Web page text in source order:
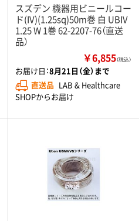
スズデン 機器用ビニールコー
ド(IV)(1.25sq)50m巻 白 UBIV
1.25 W 1巻 62-2207-76（直送
品）
￥6,855（税込）
お届け日：8月21日（金）まで
直送品 LAB & Healthcare
SHOPからお届け